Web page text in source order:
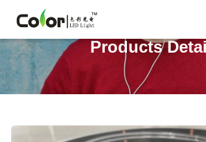
Products